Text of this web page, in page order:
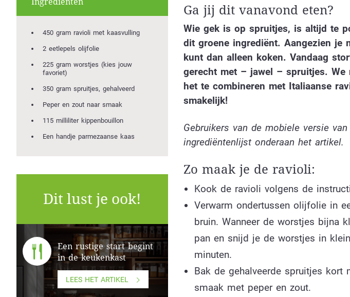
Ingrediënten
450 gram ravioli met kaasvulling
2 eetlepels olijfolie
225 gram worstjes (kies jouw
favoriet)
350 gram spruitjes, gehalveerd
Peper en zout naar smaak
115 milliliter kippenbouillon
Een handje parmezaanse kaas
Dit lust je ook!
Een rustige start begint
in de keukenkast
LEES HET ARTIKEL
Ga jij dit vanavond eten?
Wie gek is op spruitjes, is altijd te
dit groene ingrediënt. Aangezien je
kunt dan alleen koken. Vandaag
gerecht met – jawel – spruitjes.
het te combineren met Italiaanse
smakelijk!
Gebruikers van de mobiele versie
ingrediëntenlijst onderaan het artikel.
Zo maak je de ravioli:
Kook de ravioli volgens de
Verwarm ondertussen olijfolie in
bruin. Wanneer de worstjes bijna
pan en snijd je de worstjes in
minuten.
Bak de gehalveerde spruitjes kort
smaak met peper en zout.